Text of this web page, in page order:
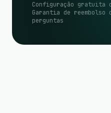
Configuração gratuita
Garantia de reembolso
perguntas